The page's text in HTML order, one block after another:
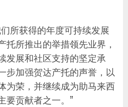
所获得的年度可持续发展
托所推出的举措领先业界，
发展和社区支持的坚定承
步加强贺达产托的声誉，以
为荣，并继续成为助马来西
要贡献者之一。”